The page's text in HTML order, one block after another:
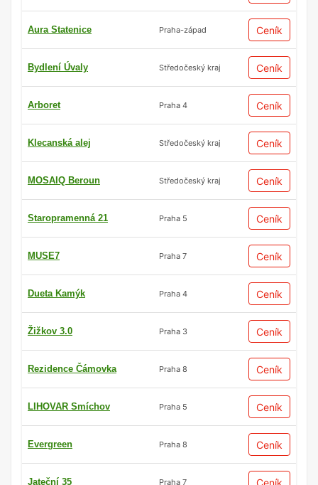
Aura Statenice Praha-západ Ceník
Bydlení Úvaly Středočeský kraj Ceník
Arboret Praha 4 Ceník
Klecanská alej Středočeský kraj Ceník
MOSAIQ Beroun Středočeský kraj Ceník
Staropramenná 21 Praha 5 Ceník
MUSE7 Praha 7 Ceník
Dueta Kamýk Praha 4 Ceník
Žižkov 3.0 Praha 3 Ceník
Rezidence Čámovka Praha 8 Ceník
LIHOVAR Smíchov Praha 5 Ceník
Evergreen Praha 8 Ceník
Jateční 35 Praha 7